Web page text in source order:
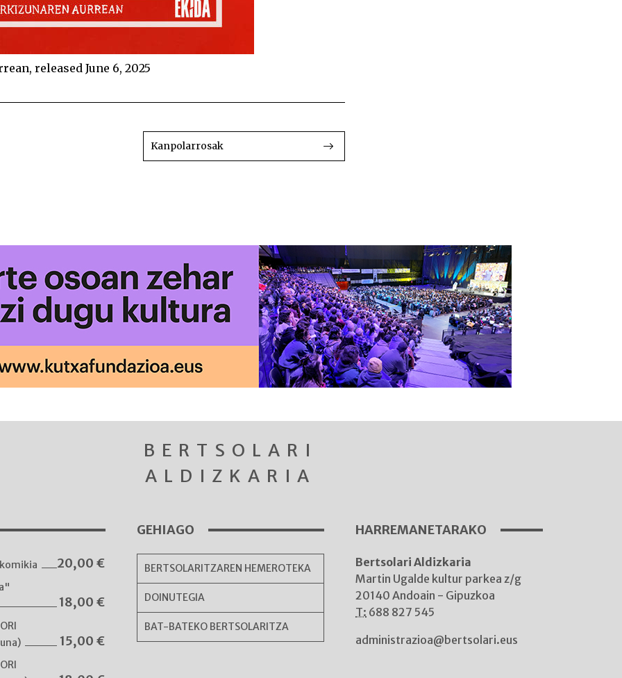
, released June 6, 2025
Kanpolarrosak
BERTSOLARI
ALDIZKARIA
20,00 €
18,00 €
15,00 €
GEHIAGO
BERTSOLARITZAREN HEMEROTEKA
DOINUTEGIA
BAT-BATEKO BERTSOLARITZA
HARREMANETARAKO
Bertsolari Aldizkaria
Martin Ugalde kultur parkea z/g
20140 Andoain - Gipuzkoa
T: 688 827 545
administrazioa@bertsolari.eus